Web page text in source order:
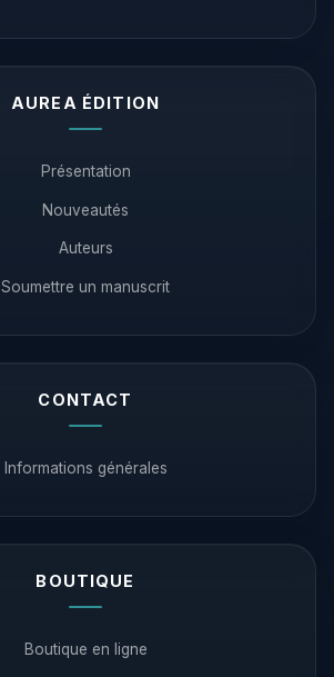
AUREA ÉDITION
Présentation
Nouveautés
Auteurs
Soumettre un manuscrit
CONTACT
Informations générales
BOUTIQUE
Boutique en ligne